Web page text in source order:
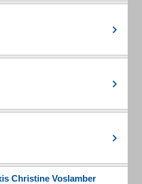
Christine Voslamber